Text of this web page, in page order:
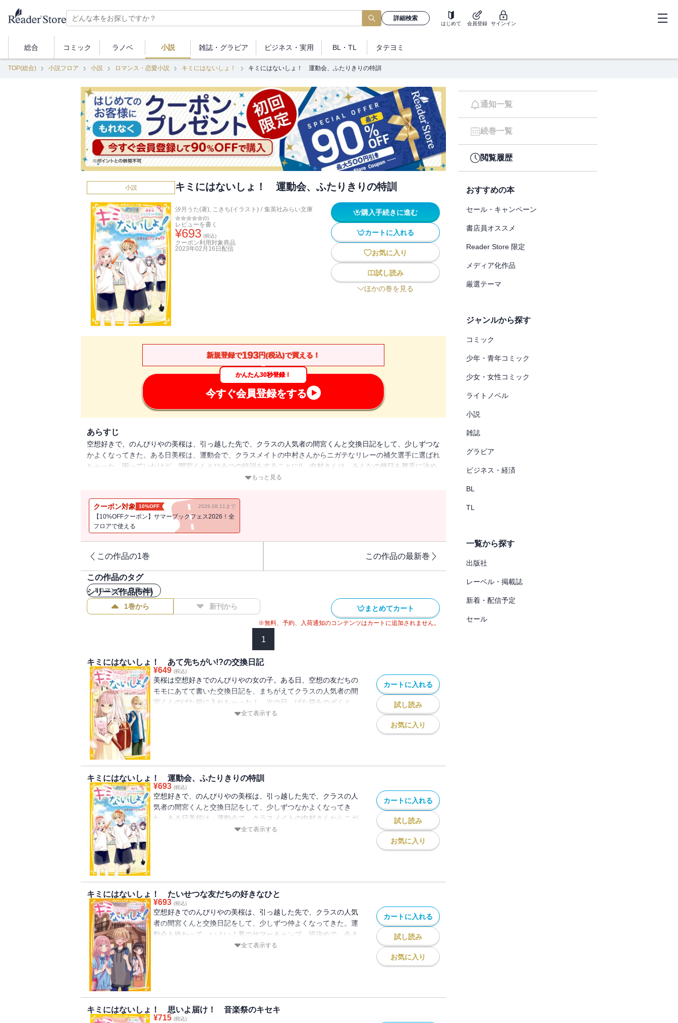
詳細検索
はじめて 会員登録 サインイン
総合 コミック ラノベ 小説 雑誌・ グラビア ビジネス ・実用 BL・TL タテヨミ
TOP(総合) 小説フロア 小説 ロマンス・恋愛小説 キミにはないしょ！ キミにはないしょ！ 運動会、ふたりきりの特訓
小説 キミにはないしょ！ 運動会、ふたりきりの特訓
汐月うた(著), こきち(イラスト) / 集英社みらい文庫
(0)
レビューを書く
¥693 (税込)
クーポン利用対象商品
2023年02月16日 配信
購入手続きに進む
カートに入れる
お気に入り
試し読み
ほかの巻を見る
新規登録で193円(税込)で買える！
かんたん30秒登録！
今すぐ会員登録をする
あらすじ
空想好きで、のんびりやの美桜は、引っ越した先で、クラスの人気者の間宮くんと交換日記をして、少しずつな
かよくなってきた。ある日美桜は、運動会で、クラスメイトの中村さんからニガテなリレーの補欠選手に選ばれ
ちゃった。困っていたけど、間宮くんとひみつの特訓をすることに!! 中村さんは、みんなの種目を勝手に決め
たせいでクラスで仲間外れに・・・・・・。放っておけない美桜は・・・・・・？ ドキドキの初恋ストーリー
もっと見る
クーポン対象 10%OFF 2026.08.11まで
【10%OFFクーポン】サマーブックフェス2026！全
フロアで使える
この作品の1巻 この作品の最新巻
この作品のタグ
#ロマンス・恋愛小説
シリーズ作品(5件)
1巻から 新刊から まとめてカート
※無料、予約、入荷通知のコンテンツはカートに追加されません。
1
キミにはないしょ！ あて先ちがい!?の交換日記
¥649 (税込)
美桜は空想好きでのんびりやの女の子。ある日、空想の友だちの
モモにあてて書いた交換日記を、まちがえてクラスの人気者の間
宮くんのげた箱に入れちゃった！ 次の日、げた箱をのぞくと、
そのノートには間宮くんからの返事が!! 「オレとこのまま交換
全て表示する
カートに入れる
試し読み
お気に入り
キミにはないしょ！ 運動会、ふたりきりの特訓
¥693 (税込)
空想好きで、のんびりやの美桜は、引っ越した先で、クラスの人
気者の間宮くんと交換日記をして、少しずつなかよくなってき
た。ある日美桜は、運動会で、クラスメイトの中村さんからニガ
テなリレーの補欠選手に選ばれちゃった。困っていたけど、間宮
全て表示する
カートに入れる
試し読み
お気に入り
キミにはないしょ！ たいせつな友だちの好きなひと
¥693 (税込)
空想好きでのんびりやの美桜は、引っ越した先で、クラスの人気
者の間宮くんと交換日記をして、少しずつ仲よくなってきた。運
動会も終わって、いよいよ夏のサマーキャンプ。班決めで、今ま
で話したことのなかった彩音ちゃんを勇気を出して誘った美桜。
全て表示する
カートに入れる
試し読み
お気に入り
キミにはないしょ！ 思いよ届け！ 音楽祭のキセキ
¥715 (税込)
通知一覧
続巻一覧
閲覧履歴
おすすめの本
セール・キャンペーン
書店員オススメ
Reader Store 限定
メディア化作品
厳選テーマ
ジャンルから探す
コミック
少年・青年コミック
少女・女性コミック
ライトノベル
小説
雑誌
グラビア
ビジネス・経済
BL
TL
一覧から探す
出版社
レーベル・掲載誌
新着・配信予定
セール